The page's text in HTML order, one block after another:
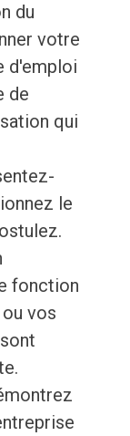
du
votre
d'emploi
de
qui
le
fonction
vos